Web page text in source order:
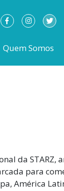
Quem Somos
da STARZ,
para
América